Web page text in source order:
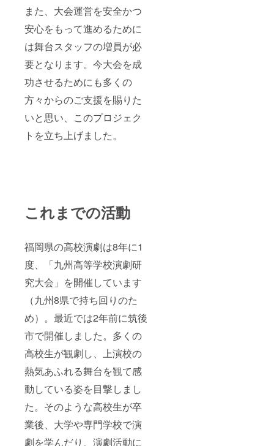
また、大会運営を安全かつ
安心をもって進めるために
は舞台スタッフの増員が必
要となります。今大会を成
功させるためにも多くの
方々からのご支援を賜りた
いと思い、このプロジェク
トを立ち上げました。
これまでの活動
福岡県の高校演劇は8年に1
度、「九州高等学校演劇研
究大会」を開催しています
（九州8県で持ち回りのた
め）。最近では2年前に筑後
市で開催しました。多くの
高校生が観劇し、上演校の
熱気あふれる舞台を観て感
動している姿を目撃しまし
た。そのような高校生が卒
業後、大学や専門学校で演
劇を学んだり、演劇活動に